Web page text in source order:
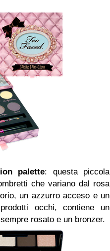
palette: questa piccola
che variano dal rosa
un azzurro acceso e un
occhi, contiene un
rosato e un bronzer.